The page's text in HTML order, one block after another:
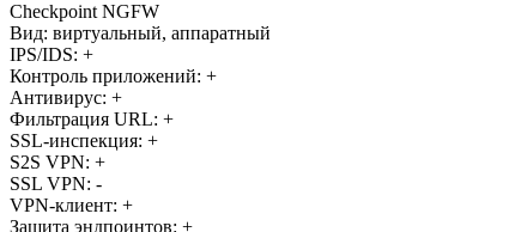
Checkpoint NGFW
Вид: виртуальный, аппаратный
IPS/IDS: +
Контроль приложений: +
Антивирус: +
Фильтрация URL: +
SSL-инспекция: +
S2S VPN: +
SSL VPN: -
VPN-клиент: +
Защита эндпоинтов: +